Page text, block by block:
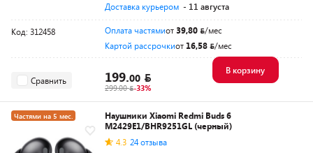
Доставка курьером - 11 августа
Код: 312458 Оплата частямиот39,80
/мес
Картой рассрочкиот 16,58 /мес
Сравнить 199.00
299.00 -33%
В корзину
Частями на 5 мес.
Наушники Xiaomi Redmi Buds 6
M2429E1/BHR9251GL (черный)
4.3 24 отзыва